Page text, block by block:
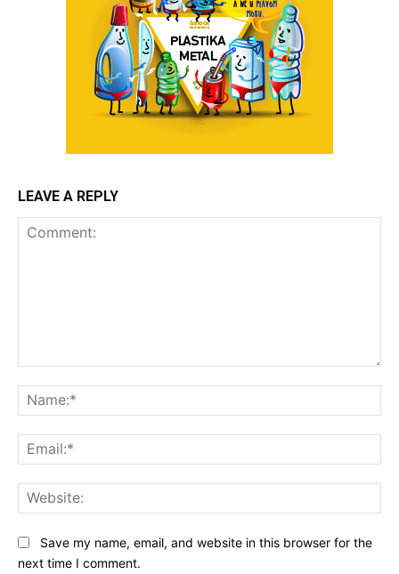
LEAVE A REPLY
Save my name, email, and website in this browser for the
next time I comment.